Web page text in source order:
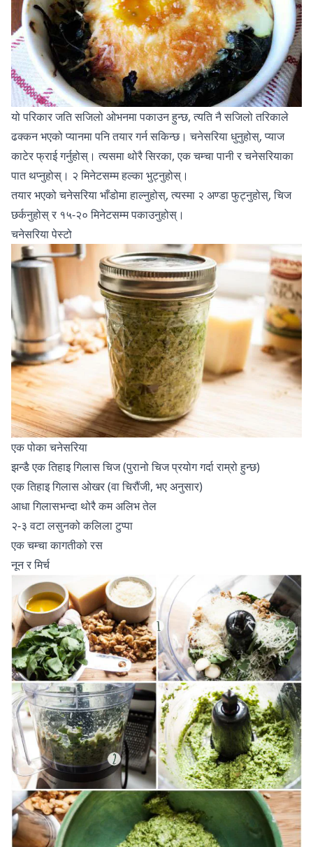
यो परिकार जति सजिलो ओभनमा पकाउन हुन्छ, त्यति नै सजिलो तरिकाले
ढक्कन भएको प्यानमा पनि तयार गर्न सकिन्छ। चनेसरिया धुनुहोस्, प्याज
काटेर फ्राई गर्नुहोस्। त्यसमा थोरै सिरका, एक चम्चा पानी र चनेसरियाका
पात थप्नुहोस्। २ मिनेटसम्म हल्का भुट्नुहोस्।
तयार भएको चनेसरिया भाँडोमा हाल्नुहोस्, त्यस्मा २ अण्डा फुट्नुहोस्, चिज
छर्कनुहोस् र १५-२० मिनेटसम्म पकाउनुहोस्।
चनेसरिया पेस्टो
एक पोका चनेसरिया
झन्डै एक तिहाइ गिलास चिज (पुरानो चिज प्रयोग गर्दा राम्रो हुन्छ)
एक तिहाइ गिलास ओखर (वा चिरौंजी, भए अनुसार)
आधा गिलासभन्दा थोरै कम अलिभ तेल
२-३ वटा लसुनको कलिला टुप्पा
एक चम्चा कागतीको रस
नून र मिर्च